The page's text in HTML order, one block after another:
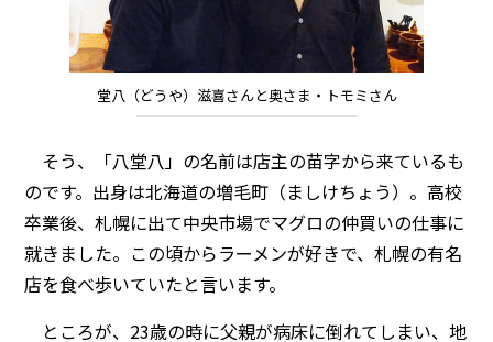
堂八（どうや）滋喜さんと奥さま・トモミさん
そう、「八堂八」の名前は店主の苗字から来ているも
のです。出身は北海道の増毛町（ましけちょう）。高校
卒業後、札幌に出て中央市場でマグロの仲買いの仕事に
就きました。この頃からラーメンが好きで、札幌の有名
店を食べ歩いていたと言います。
ところが、23歳の時に父親が病床に倒れてしまい、地